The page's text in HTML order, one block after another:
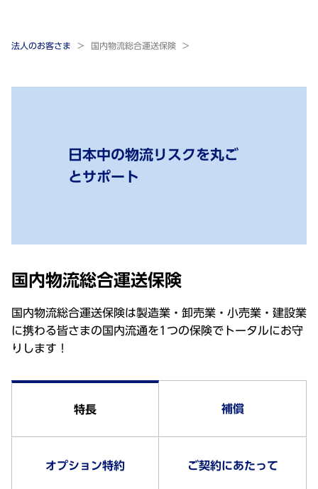
法人のお客さま 国内物流総合運送保険
日本中の物流リスクを丸ご
とサポート
国内物流総合運送保険
国内物流総合運送保険は製造業・卸売業・小売業・建設業
に携わる皆さまの国内流通を1つの保険でトータルにお守
りします！
特長 補償
オプション特約 ご契約にあたって